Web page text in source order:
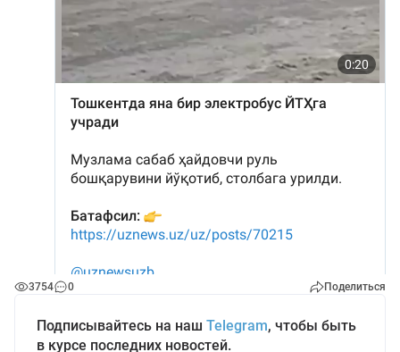
3754 0 Поделиться
Подписывайтесь на наш Telegram, чтобы быть
в курсе последних новостей.